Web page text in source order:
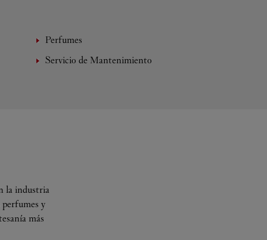
Perfumes
Servicio de Mantenimiento
la industria
y
más